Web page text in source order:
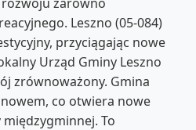
Leszno (05-084)
przyciągając nowe
Urząd Gminy Leszno
zrównoważony. Gmina
co otwiera nowe
To